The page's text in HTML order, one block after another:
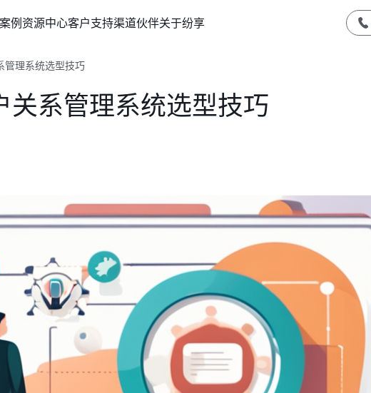
例资源中心客户支持渠道伙伴关于纷享
管理系统选型技巧
关系管理系统选型技巧